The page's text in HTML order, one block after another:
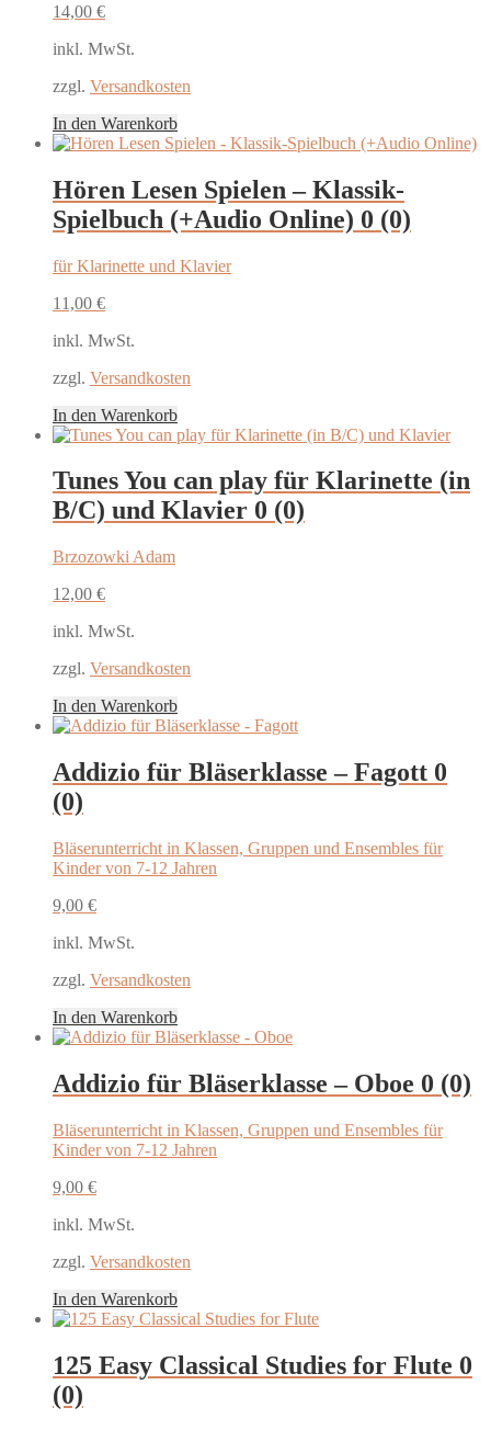
14,00 €
inkl. MwSt.
zzgl. Versandkosten
In den Warenkorb
Hören Lesen Spielen – Klassik-
Spielbuch (+Audio Online) 0 (0)
für Klarinette und Klavier
11,00 €
inkl. MwSt.
zzgl. Versandkosten
In den Warenkorb
Tunes You can play für Klarinette (in
B/C) und Klavier 0 (0)
Brzozowki Adam
12,00 €
inkl. MwSt.
zzgl. Versandkosten
In den Warenkorb
Addizio für Bläserklasse – Fagott 0
(0)
Bläserunterricht in Klassen, Gruppen und Ensembles für
Kinder von 7-12 Jahren
9,00 €
inkl. MwSt.
zzgl. Versandkosten
In den Warenkorb
Addizio für Bläserklasse – Oboe 0 (0)
Bläserunterricht in Klassen, Gruppen und Ensembles für
Kinder von 7-12 Jahren
9,00 €
inkl. MwSt.
zzgl. Versandkosten
In den Warenkorb
125 Easy Classical Studies for Flute 0
(0)